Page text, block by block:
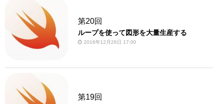
第20回
ループを使って図形を大量生産する
2016年12月26日 17:00
第19回